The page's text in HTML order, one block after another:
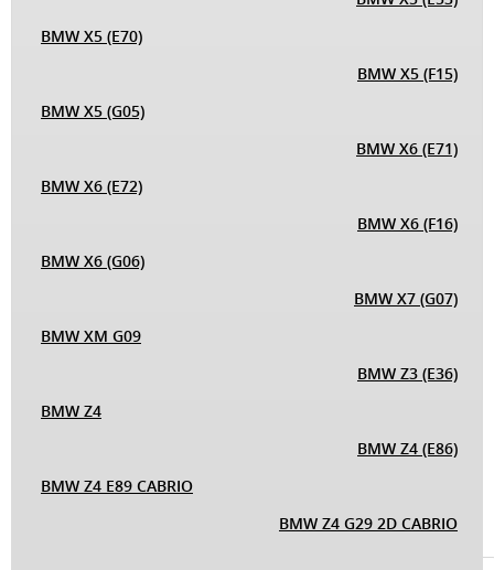
BMW X5 (E70)
BMW X5 (F15)
BMW X5 (G05)
BMW X6 (E71)
BMW X6 (E72)
BMW X6 (F16)
BMW X6 (G06)
BMW X7 (G07)
BMW XM G09
BMW Z3 (E36)
BMW Z4
BMW Z4 (E86)
BMW Z4 E89 CABRIO
BMW Z4 G29 2D CABRIO